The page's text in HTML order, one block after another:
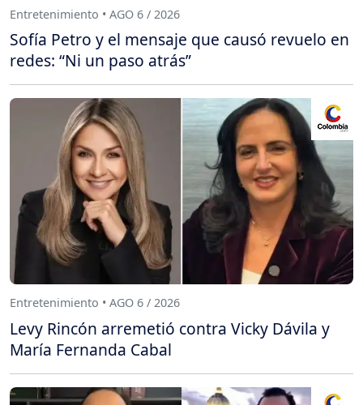
Entretenimiento • AGO 6 / 2026
Sofía Petro y el mensaje que causó revuelo en
redes: “Ni un paso atrás”
Entretenimiento • AGO 6 / 2026
Levy Rincón arremetió contra Vicky Dávila y
María Fernanda Cabal